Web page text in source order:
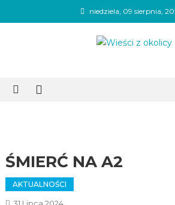
to
niedziela, 09 sierpnia,
ŚMIERĆ NA A2
AKTUALNOŚCI